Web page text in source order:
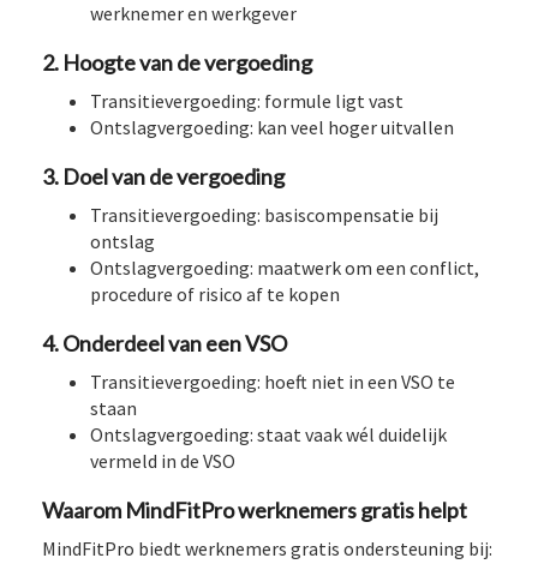
werknemer en werkgever
2. Hoogte van de vergoeding
Transitievergoeding: formule ligt vast
Ontslagvergoeding: kan veel hoger uitvallen
3. Doel van de vergoeding
Transitievergoeding: basiscompensatie bij
ontslag
Ontslagvergoeding: maatwerk om een conflict,
procedure of risico af te kopen
4. Onderdeel van een VSO
Transitievergoeding: hoeft niet in een VSO te
staan
Ontslagvergoeding: staat vaak wél duidelijk
vermeld in de VSO
Waarom MindFitPro werknemers gratis helpt
MindFitPro biedt werknemers gratis ondersteuning bij: